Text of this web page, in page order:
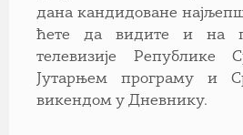
дана кандидоване
ћете да видите и на
телевизије
Јутарњем програму и
викендом у Дневнику.